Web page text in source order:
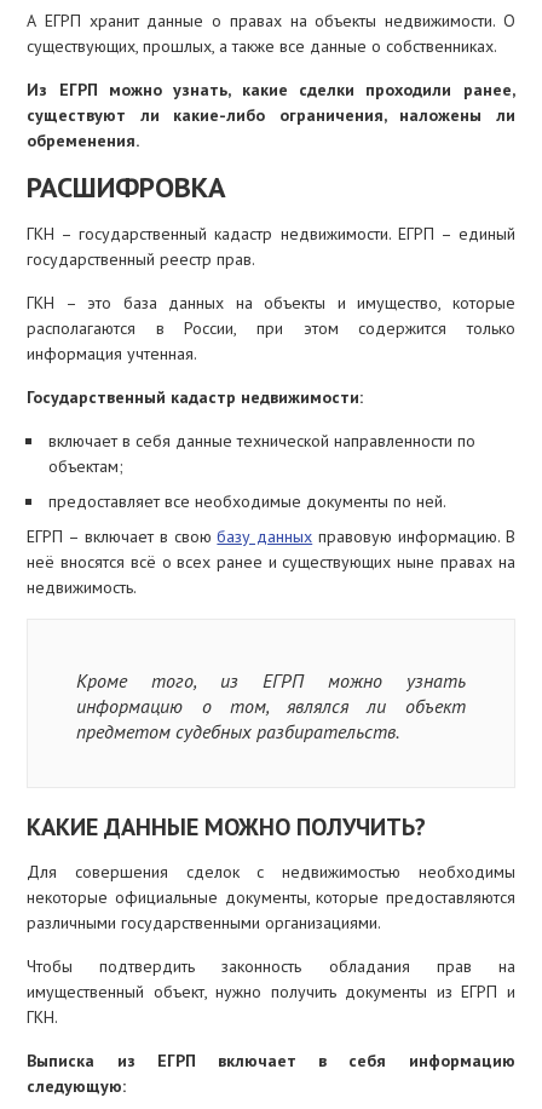
А ЕГРП хранит данные о правах на объекты недвижимости. О
существующих, прошлых, а также все данные о собственниках.
Из ЕГРП можно узнать, какие сделки проходили ранее,
существуют ли какие-либо ограничения, наложены ли
обременения.
РАСШИФРОВКА
ГКН – государственный кадастр недвижимости. ЕГРП – единый
государственный реестр прав.
ГКН – это база данных на объекты и имущество, которые
располагаются в России, при этом содержится только
информация учтенная.
Государственный кадастр недвижимости:
включает в себя данные технической направленности по
объектам;
предоставляет все необходимые документы по ней.
ЕГРП – включает в своюбазу данных правовую информацию. В
неё вносятся всё о всех ранее и существующих ныне правах на
недвижимость.
Кроме того, из ЕГРП можно узнать
информацию о том, являлся ли объект
предметом судебных разбирательств.
КАКИЕ ДАННЫЕ МОЖНО ПОЛУЧИТЬ?
Для совершения сделок с недвижимостью необходимы
некоторые официальные документы, которые предоставляются
различными государственными организациями.
Чтобы подтвердить законность обладания прав на
имущественный объект, нужно получить документы из ЕГРП и
ГКН.
Выписка из ЕГРП включает в себя информацию
следующую: